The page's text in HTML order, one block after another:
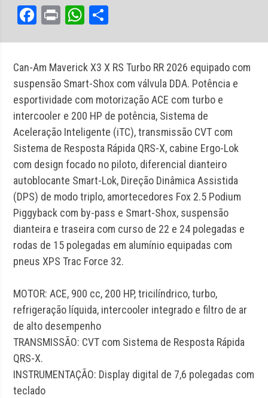
Can-Am Maverick X3 X RS Turbo RR 2026 equipado com
suspensão Smart-Shox com válvula DDA. Potência e
esportividade com motorização ACE com turbo e
intercooler e 200 HP de potência, Sistema de
Aceleração Inteligente (iTC), transmissão CVT com
Sistema de Resposta Rápida QRS-X, cabine Ergo-Lok
com design focado no piloto, diferencial dianteiro
autoblocante Smart-Lok, Direção Dinâmica Assistida
(DPS) de modo triplo, amortecedores Fox 2.5 Podium
Piggyback com by-pass e Smart-Shox, suspensão
dianteira e traseira com curso de 22 e 24 polegadas e
rodas de 15 polegadas em alumínio equipadas com
pneus XPS Trac Force 32.
MOTOR: ACE, 900 cc, 200 HP, tricilíndrico, turbo,
refrigeração líquida, intercooler integrado e filtro de ar
de alto desempenho
TRANSMISSÃO: CVT com Sistema de Resposta Rápida
QRS-X.
INSTRUMENTAÇÃO: Display digital de 7,6 polegadas com
teclado
Facebook
PrintWhatsApp